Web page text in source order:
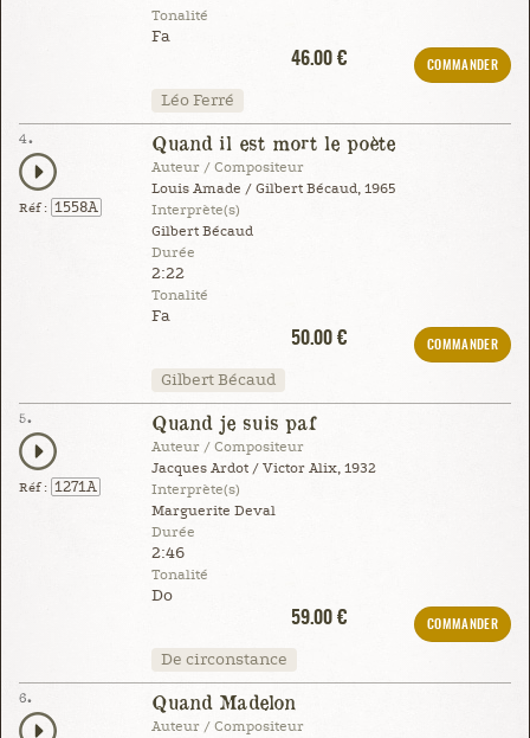
Tonalité
Fa
46.00 €
COMMANDER
Léo Ferré
4.
Réf : 1558A
Quand il est mort le poète
Auteur / Compositeur
Louis Amade / Gilbert Bécaud, 1965
Interprète(s)
Gilbert Bécaud
Durée
2:22
Tonalité
Fa
50.00 €
COMMANDER
Gilbert Bécaud
5.
Réf : 1271A
Quand je suis paf
Auteur / Compositeur
Jacques Ardot / Victor Alix, 1932
Interprète(s)
Marguerite Deval
Durée
2:46
Tonalité
Do
59.00 €
COMMANDER
De circonstance
6. Quand Madelon
Auteur / Compositeur